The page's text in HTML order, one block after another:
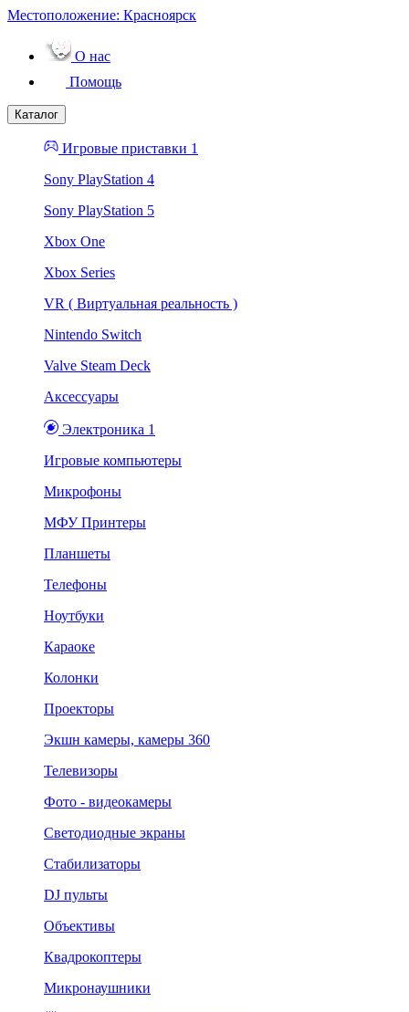
Местоположение: Красноярск
О нас
Помощь
Каталог
Игровые приставки 1
Sony PlayStation 4
Sony PlayStation 5
Xbox One
Xbox Series
VR ( Виртуальная реальность )
Nintendo Switch
Valve Steam Deck
Аксессуары
Электроника 1
Игровые компьютеры
Микрофоны
МФУ Принтеры
Планшеты
Телефоны
Ноутбуки
Караоке
Колонки
Проекторы
Экшн камеры, камеры 360
Телевизоры
Фото - видеокамеры
Светодиодные экраны
Стабилизаторы
DJ пульты
Объективы
Квадрокоптеры
Микронаушники